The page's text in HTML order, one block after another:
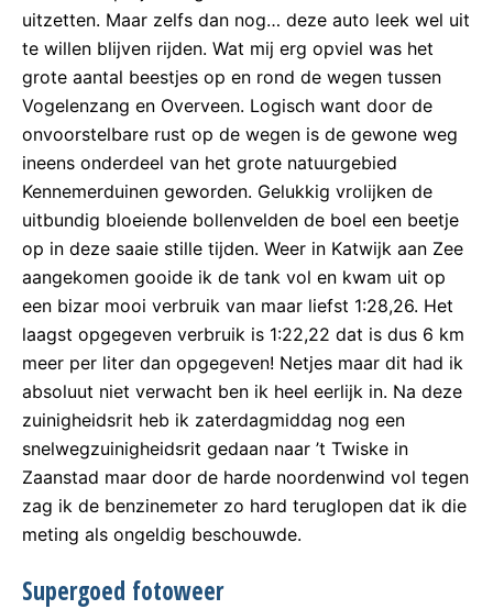
uitzetten. Maar zelfs dan nog… deze auto leek wel uit
te willen blijven rijden. Wat mij erg opviel was het
grote aantal beestjes op en rond de wegen tussen
Vogelenzang en Overveen. Logisch want door de
onvoorstelbare rust op de wegen is de gewone weg
ineens onderdeel van het grote natuurgebied
Kennemerduinen geworden. Gelukkig vrolijken de
uitbundig bloeiende bollenvelden de boel een beetje
op in deze saaie stille tijden. Weer in Katwijk aan Zee
aangekomen gooide ik de tank vol en kwam uit op
een bizar mooi verbruik van maar liefst 1:28,26. Het
laagst opgegeven verbruik is 1:22,22 dat is dus 6 km
meer per liter dan opgegeven! Netjes maar dit had ik
absoluut niet verwacht ben ik heel eerlijk in. Na deze
zuinigheidsrit heb ik zaterdagmiddag nog een
snelwegzuinigheidsrit gedaan naar ’t Twiske in
Zaanstad maar door de harde noordenwind vol tegen
zag ik de benzinemeter zo hard teruglopen dat ik die
meting als ongeldig beschouwde.
Supergoed fotoweer